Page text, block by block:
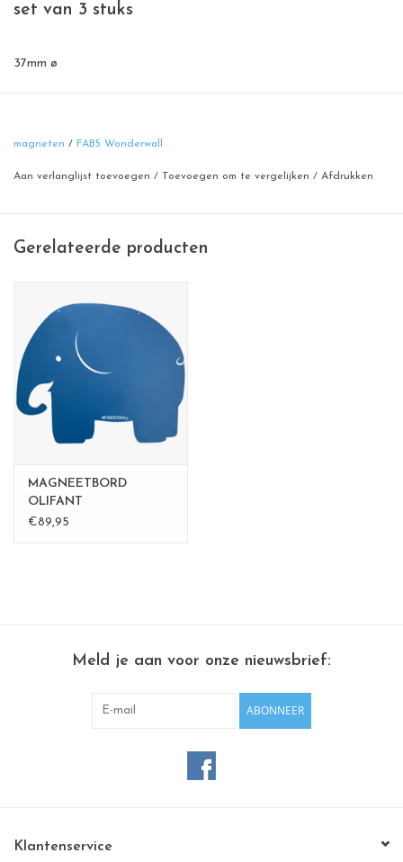
set van 3 stuks
37mm ø
Sterke, neodymium magneet binnenin: kan tot 5 normale A4's
magneten / FAB5 Wonderwall
Aan verlanglijst toevoegen / Toevoegen om te vergelijken / Afdrukken
Gerelateerde producten
MAGNEETBORD
OLIFANT
€89,95
Meld je aan voor onze nieuwsbrief:
ABONNEER
Klantenservice